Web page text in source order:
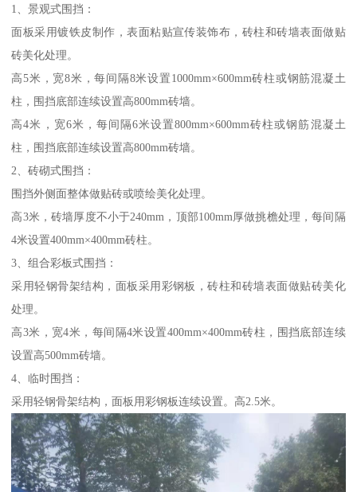
1、景观式围挡：
面板采用镀铁皮制作，表面粘贴宣传装饰布，砖柱和砖墙表面做贴
砖美化处理。
高5米，宽8米，每间隔8米设置1000mm×600mm砖柱或钢筋混凝土
柱，围挡底部连续设置高800mm砖墙。
高4米，宽6米，每间隔6米设置800mm×600mm砖柱或钢筋混凝土
柱，围挡底部连续设置高800mm砖墙。
2、砖砌式围挡：
围挡外侧面整体做贴砖或喷绘美化处理。
高3米，砖墙厚度不小于240mm，顶部100mm厚做挑檐处理，每间隔
4米设置400mm×400mm砖柱。
3、组合彩板式围挡：
采用轻钢骨架结构，面板采用彩钢板，砖柱和砖墙表面做贴砖美化
处理。
高3米，宽4米，每间隔4米设置400mm×400mm砖柱，围挡底部连续
设置高500mm砖墙。
4、临时围挡：
采用轻钢骨架结构，面板用彩钢板连续设置。高2.5米。